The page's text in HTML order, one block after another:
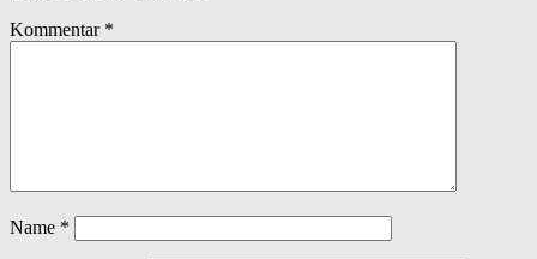
Kommentar *
Name *